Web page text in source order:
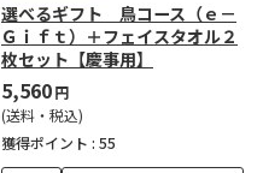
選べるギフト 鳥コース（ｅ－
Ｇｉｆｔ）＋フェイスタオル２
枚セット【慶事用】
5,560円
(送料・税込)
獲得ポイント : 55